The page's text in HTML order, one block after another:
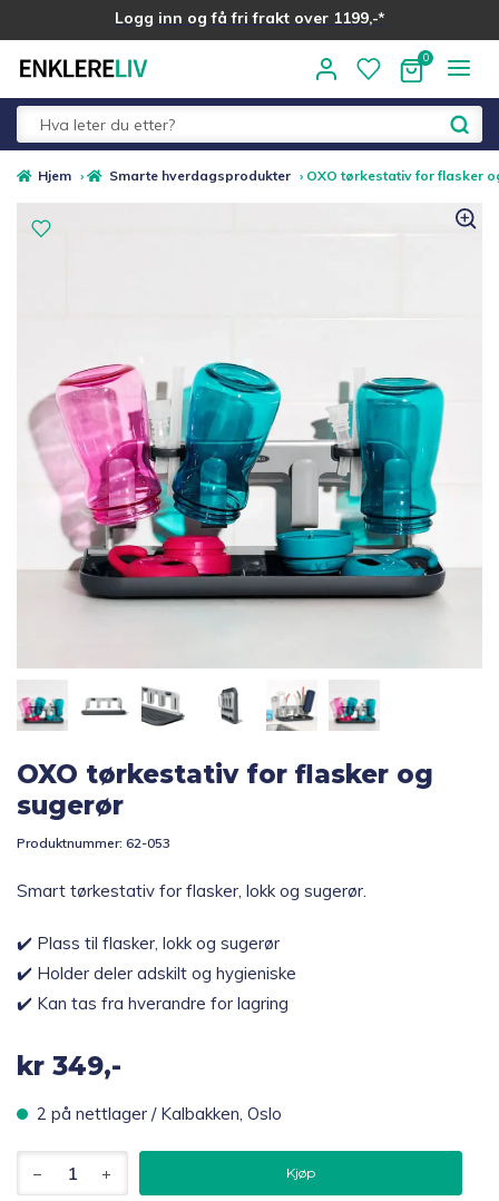
Logg inn og få fri frakt over 1199,-*
Alle kategorier
Fold
Medlemstilbud
Sommer ☀️
Best i test
Merker
Topp 10
Hjem › Smarte hverdagsprodukter › OXO tørkestativ for flasker
OXO tørkestativ for flasker og
sugerør
Produktnummer: 62-053
Smart tørkestativ for flasker, lokk og sugerør.
✔️ Plass til flasker, lokk og sugerør
✔️ Holder deler adskilt og hygieniske
✔️ Kan tas fra hverandre for lagring
kr 349,-
2 på nettlager / Kalbakken, Oslo
tørkestativ
Kjøp